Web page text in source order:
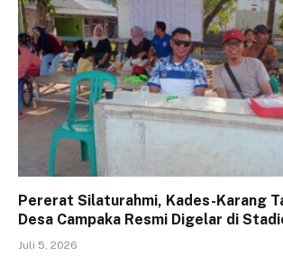
Pererat Silaturahmi, Kades-Karang
Desa Campaka Resmi Digelar di
Juli 5, 2026